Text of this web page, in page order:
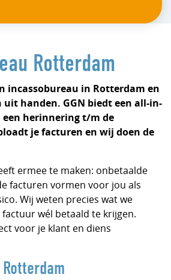
Rotterdam
incassobureau in Rotterdam en
uit handen. GGN biedt een all-in-
een herinnering t/m de
je facturen en wij doen de
ermee te maken: onbetaalde
facturen vormen voor jou als
Wij weten precies wat we
wél betaald te krijgen.
voor je klant en diens